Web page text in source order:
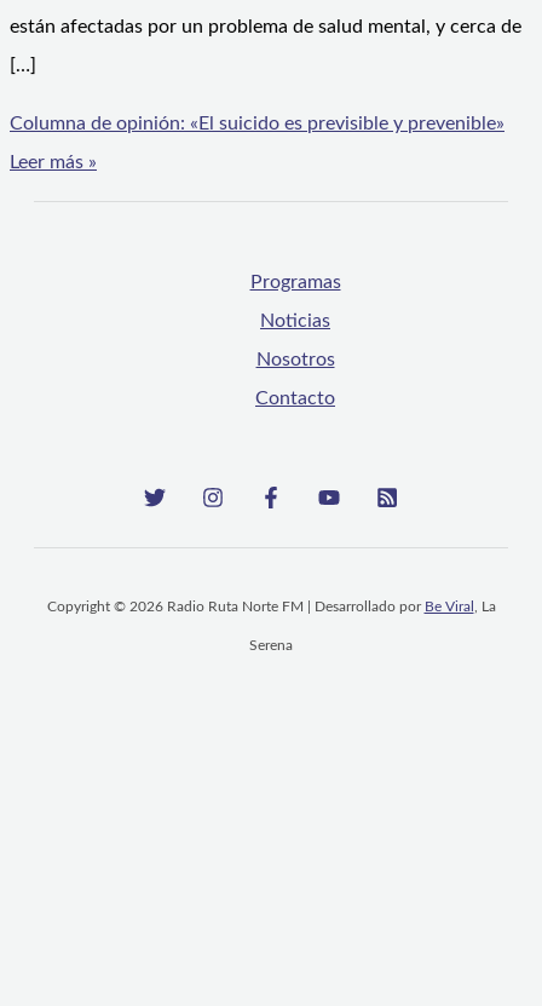
están afectadas por un problema de salud mental, y cerca de
[…]
Columna de opinión: «El suicido es previsible y prevenible»
Leer más »
Programas
Noticias
Nosotros
Contacto
Copyright © 2026 Radio Ruta Norte FM | Desarrollado por Be Viral , La
Serena